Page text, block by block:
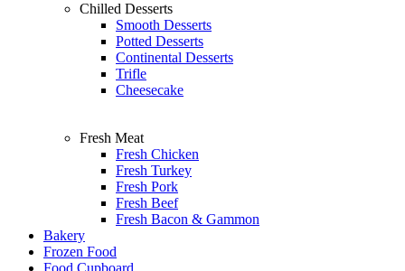
Chilled Desserts
Smooth Desserts
Potted Desserts
Continental Desserts
Trifle
Cheesecake
Fresh Meat
Fresh Chicken
Fresh Turkey
Fresh Pork
Fresh Beef
Fresh Bacon & Gammon
Bakery
Frozen Food
Food Cupboard